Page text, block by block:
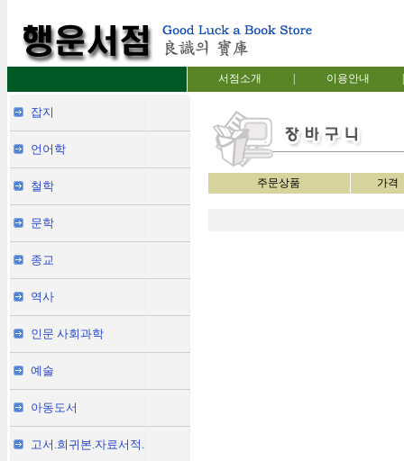
서점소개 이용안내
잡지
언어학
철학
문학
종교
역사
인문 사회과학
예술
아동도서
고서.희귀본.자료서적.
주문상품 가격